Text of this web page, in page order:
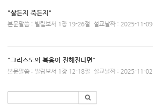
"살든지 죽든지"
본문말씀 : 빌립보서 1장 19-26절 설교날짜 : 2025-11-09
"그리스도의 복음이 전해진다면"
본문말씀 : 빌립보서 1장 12-18절 설교날짜 : 2025-11-02